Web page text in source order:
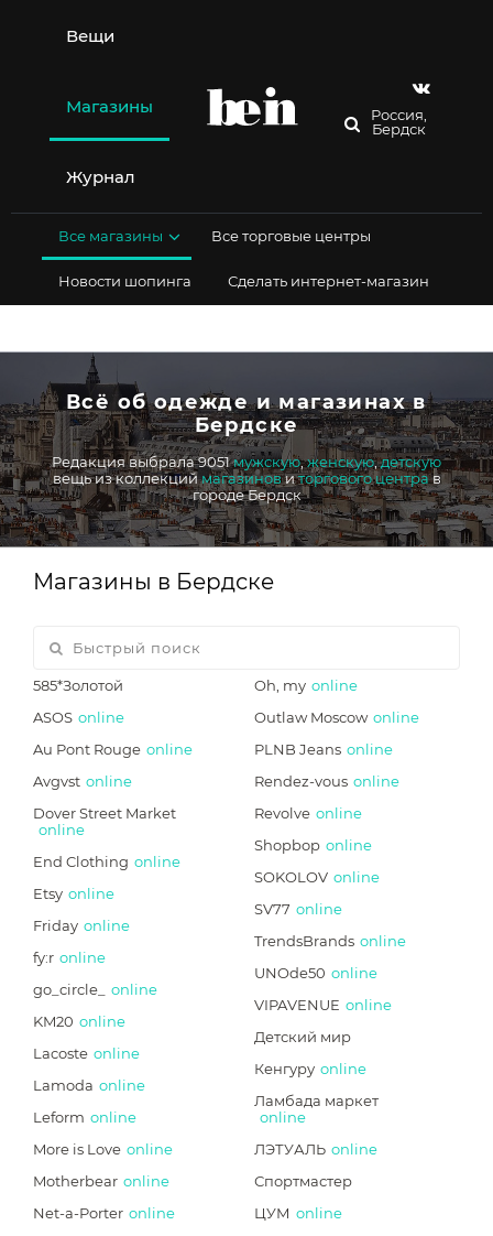
содержимому
Вещи
Магазины
Журнал
Россия,
Бердск
Все магазины Все торговые центры
Новости шопинга Сделать интернет-магазин
Всё об одежде и магазинах в
Бердске
Редакция выбрала 9051мужскую,женскую,детскую
вещь из коллекциймагазиновиторгового центрав
городе Бердск
Магазины в Бердске
585*Золотой
ASOS online
Au Pont Rouge online
Avgvst online
Dover Street Market
online
End Clothing online
Etsy online
Friday online
fy:r online
go_circle_
online
KM20 online
Lacoste online
Lamoda online
Leform online
More is Love online
Motherbear online
Net-a-Porter online
Oh, my online
Outlaw Moscow online
PLNB Jeans online
Rendez-vous online
Revolve online
Shopbop online
SOKOLOV online
SV77 online
TrendsBrands online
UNOde50 online
VIPAVENUE online
Детский мир
Кенгуру online
Ламбада маркет
online
ЛЭТУАЛЬ online
Спортмастер
ЦУМ online